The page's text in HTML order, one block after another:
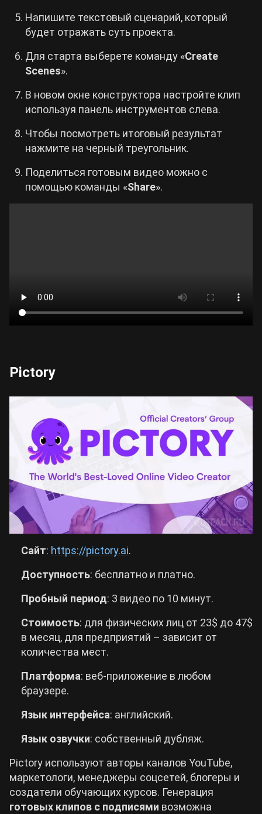
Напишите текстовый сценарий, который
будет отражать суть проекта.
Для старта выберете команду «Create
Scenes».
В новом окне конструктора настройте клип
используя панель инструментов слева.
Чтобы посмотреть итоговый результат
нажмите на черный треугольник.
Поделиться готовым видео можно с
помощью команды «Share».
Pictory
Сайт: https://pictory.ai.
Доступность: бесплатно и платно.
Пробный период: 3 видео по 10 минут.
Стоимость: для физических лиц от 23$ до 47$
в месяц, для предприятий – зависит от
количества мест.
Платформа: веб-приложение в любом
браузере.
Язык интерфейса: английский.
Язык озвучки: собственный дубляж.
Pictory используют авторы каналов YouTube,
маркетологи, менеджеры соцсетей, блогеры и
создатели обучающих курсов. Генерация
готовых клипов с подписями возможна